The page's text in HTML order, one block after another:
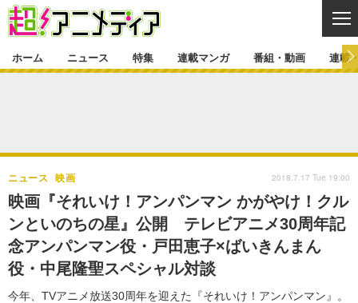
ゲーム・アプリ マンガ
グッズ イベント
声優 コスプレ
特集一覧 カバー
ラキりす
連載マンガ
連載マンガ一覧
番組・動画
番組・動画一覧 ラジオ
動画
連載・ブログ
連載・ブログ一覧 コラム
編集部ブログ・お知らせ
ホーム ニュース 特集 連載マンガ 番組・動画 連載
映画『それいけ！アンパンマン かがやけ！クル
ンといのちの星』公開 テレビアニメ30周年記
念アンパンマン役・戸田恵子×ばいきんまん
役・中尾隆聖スペシャル対談
今年、TVアニメ放送30周年を迎えた『それいけ！アンパンマン』。
ニュース 映画 2018.7.17 Tue 19:00